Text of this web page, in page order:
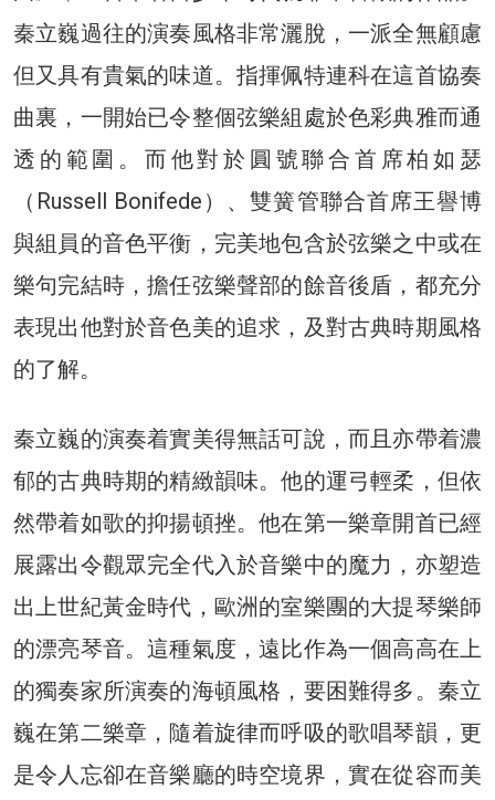
秦立巍過往的演奏風格非常灑脫，一派全無顧慮
但又具有貴氣的味道。指揮佩特連科在這首協奏
曲裏，一開始已令整個弦樂組處於色彩典雅而通
透的範圍。而他對於圓號聯合首席柏如瑟
（Russell Bonifede）、雙簧管聯合首席王譽博
與組員的音色平衡，完美地包含於弦樂之中或在
樂句完結時，擔任弦樂聲部的餘音後盾，都充分
表現出他對於音色美的追求，及對古典時期風格
的了解。
秦立巍的演奏着實美得無話可說，而且亦帶着濃
郁的古典時期的精緻韻味。他的運弓輕柔，但依
然帶着如歌的抑揚頓挫。他在第一樂章開首已經
展露出令觀眾完全代入於音樂中的魔力，亦塑造
出上世紀黃金時代，歐洲的室樂團的大提琴樂師
的漂亮琴音。這種氣度，遠比作為一個高高在上
的獨奏家所演奏的海頓風格，要困難得多。秦立
巍在第二樂章，隨着旋律而呼吸的歌唱琴韻，更
是令人忘卻在音樂廳的時空境界，實在從容而美